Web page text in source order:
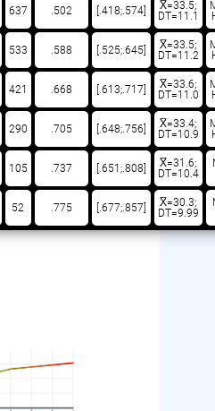
637 .502 [.418;.574]
X̅=33.5;
DT=11.1
533 .588 [.525;.645]
X̅=33.5;
DT=11.2
421 .668 [.613;.717]
X̅=33.6;
DT=11.0
290 .705 [.648;.756]
X̅=33.4;
DT=10.9
105 .737 [.651;.808]
X̅=31.6;
DT=10.4
52 .775 [.677;.857]
X̅=30.3;
DT=9.99